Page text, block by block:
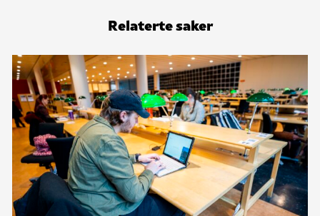
Relaterte saker